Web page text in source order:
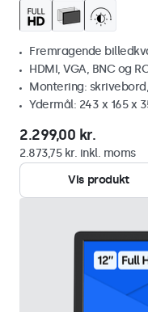
Fremragende
HDMI, VGA, BNC og
Montering:
Ydermål: 243 x 165 x
2.299,00 kr.
2.873,75 kr. inkl. moms
Vis produkt